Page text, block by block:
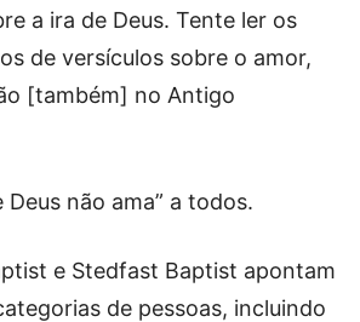
a ira de Deus. Tente ler os
de versículos sobre o amor,
[também] no Antigo
Deus não ama” a todos.
e Stedfast Baptist apontam
de pessoas, incluindo